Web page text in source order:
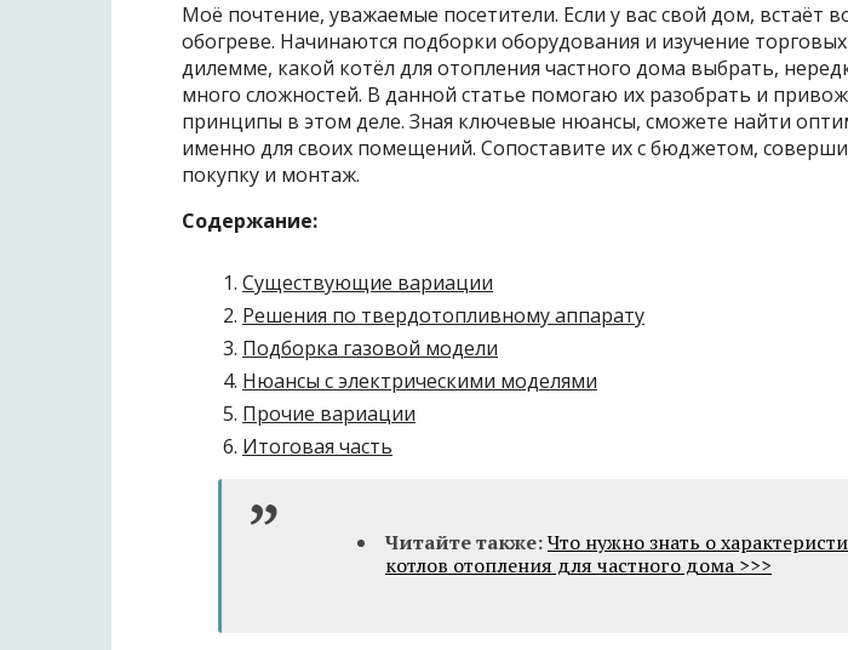
Моё почтение, уважаемые посетители. Если у вас свой дом, встаёт
обогреве. Начинаются подборки оборудования и изучение
дилемме, какой котёл для отопления частного дома выбрать,
много сложностей. В данной статье помогаю их разобрать и
принципы в этом деле. Зная ключевые нюансы, сможете найти
именно для своих помещений. Сопоставите их с бюджетом,
покупку и монтаж.
Содержание:
Существующие вариации
Решения по твердотопливному аппарату
Подборка газовой модели
Нюансы с электрическими моделями
Прочие вариации
Итоговая часть
Читайте также:Что нужно знать о
котлов отопления для частного дома >>>